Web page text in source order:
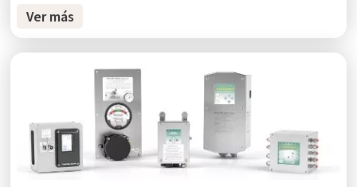
Ver más